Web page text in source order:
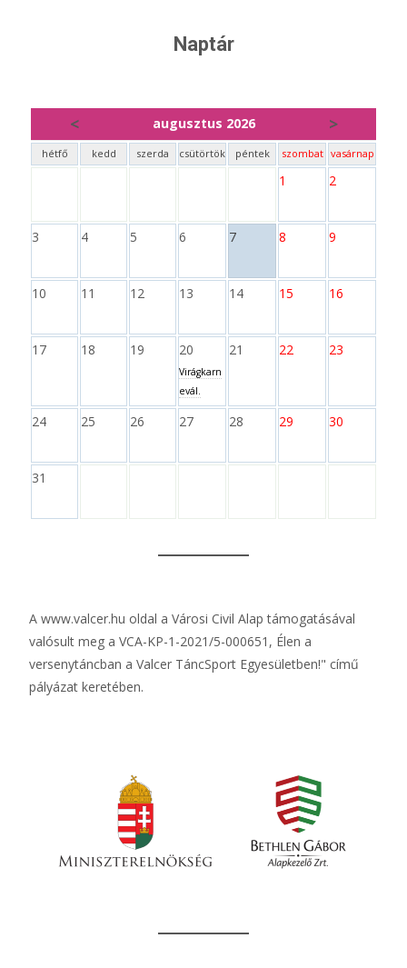
Naptár
< augusztus 2026 >
hétfő kedd szerda csütörtök péntek szombat vasárnap
1 2
3 4 5 6 7 8 9
10 11 12 13 14 15 16
17 18 19 20
Virágkarn
evál.
21 22 23
24 25 26 27 28 29 30
31
A www.valcer.hu oldal a Városi Civil Alap támogatásával
valósult meg a VCA-KP-1-2021/5-000651, Élen a
versenytáncban a Valcer TáncSport Egyesületben!" című
pályázat keretében.